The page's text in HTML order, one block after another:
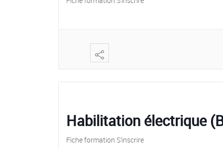
Habilitation électrique
Fiche formation S’inscrire